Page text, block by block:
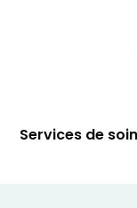
Services de